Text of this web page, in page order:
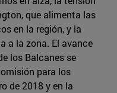
que alimenta las
en la región, y la
a la zona. El avance
los Balcanes se
para los
de 2018 y en la